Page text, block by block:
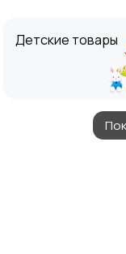
Детские товары